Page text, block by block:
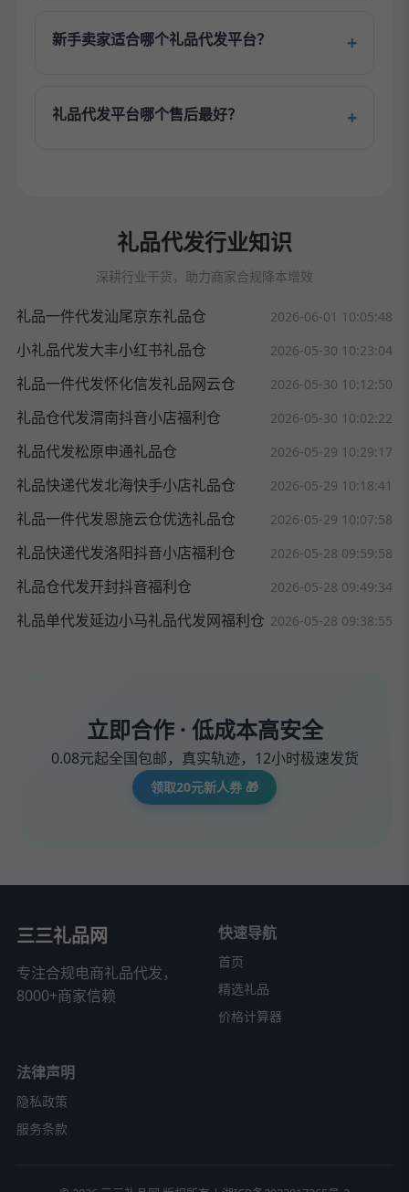
新手卖家适合哪个礼品代发平台？
礼品代发平台哪个售后最好？
礼品代发行业知识
深耕行业干货，助力商家合规降本增效
礼品一件代发汕尾京东礼品仓 2026-06-01 10:05:48
小礼品代发大丰小红书礼品仓 2026-05-30 10:23:04
礼品一件代发怀化信发礼品网云仓 2026-05-30 10:12:50
礼品仓代发渭南抖音小店福利仓 2026-05-30 10:02:22
礼品代发松原申通礼品仓 2026-05-29 10:29:17
礼品快递代发北海快手小店礼品仓 2026-05-29 10:18:41
礼品一件代发恩施云仓优选礼品仓 2026-05-29 10:07:58
礼品快递代发洛阳抖音小店福利仓 2026-05-28 09:59:58
礼品仓代发开封抖音福利仓 2026-05-28 09:49:34
礼品单代发延边小马礼品代发网福利仓 2026-05-28 09:38:55
立即合作 · 低成本高安全
0.08元起全国包邮，真实轨迹，12小时极速发货
领取20元新人券 🎁
三三礼品网
专注合规电商礼品代发，
8000+商家信赖
快速导航
首页
精选礼品
价格计算器
法律声明
隐私政策
服务条款